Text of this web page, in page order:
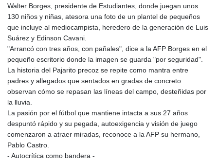
Walter Borges, presidente de Estudiantes, donde juegan unos
130 niños y niñas, atesora una foto de un plantel de pequeños
que incluye al mediocampista, heredero de la generación de Luis
Suárez y Edinson Cavani.
"Arrancó con tres años, con pañales", dice a la AFP Borges en el
pequeño escritorio donde la imagen se guarda "por seguridad".
La historia del Pajarito precoz se repite como mantra entre
padres y allegados que sentados en gradas de concreto
observan cómo se repasan las líneas del campo, desteñidas por
la lluvia.
La pasión por el fútbol que mantiene intacta a sus 27 años
despuntó rápido y su pegada, autoexigencia y visión de juego
comenzaron a atraer miradas, reconoce a la AFP su hermano,
Pablo Castro.
- Autocrítica como bandera -